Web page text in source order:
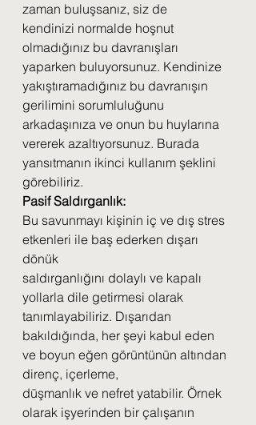
zaman buluşsanız, siz de
kendinizi normalde hoşnut
olmadığınız bu davranışları
yaparken buluyorsunuz. Kendinize
yakıştıramadığınız bu davranışın
gerilimini sorumluluğunu
arkadaşınıza ve onun bu huylarına
vererek azaltıyorsunuz. Burada
yansıtmanın ikinci kullanım şeklini
görebiliriz.
Pasif Saldırganlık:
Bu savunmayı kişinin iç ve dış stres
etkenleri ile baş ederken dışarı
dönük
saldırganlığını dolaylı ve kapalı
yollarla dile getirmesi olarak
tanımlayabiliriz. Dışarıdan
bakıldığında, her şeyi kabul eden
ve boyun eğen görüntünün altından
direnç, içerleme,
düşmanlık ve nefret yatabilir. Örnek
olarak işyerinden bir çalışanın